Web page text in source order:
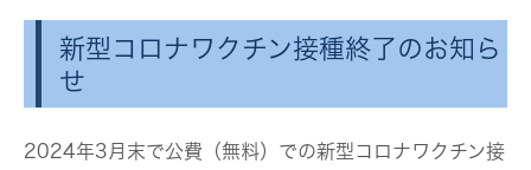
新型コロナワクチン接種終了のお知ら
せ
2024年3月末で公費（無料）での新型コロナワクチン接